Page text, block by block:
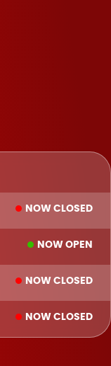
NOW CLOSED
NOW OPEN
NOW CLOSED
NOW CLOSED